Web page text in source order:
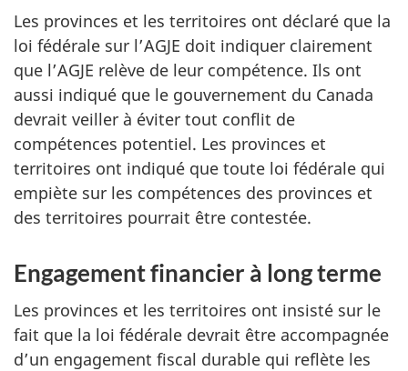
Les provinces et les territoires ont déclaré que la
loi fédérale sur l’AGJE doit indiquer clairement
que l’AGJE relève de leur compétence. Ils ont
aussi indiqué que le gouvernement du Canada
devrait veiller à éviter tout conflit de
compétences potentiel. Les provinces et
territoires ont indiqué que toute loi fédérale qui
empiète sur les compétences des provinces et
des territoires pourrait être contestée.
Engagement financier à long terme
Les provinces et les territoires ont insisté sur le
fait que la loi fédérale devrait être accompagnée
d’un engagement fiscal durable qui reflète les